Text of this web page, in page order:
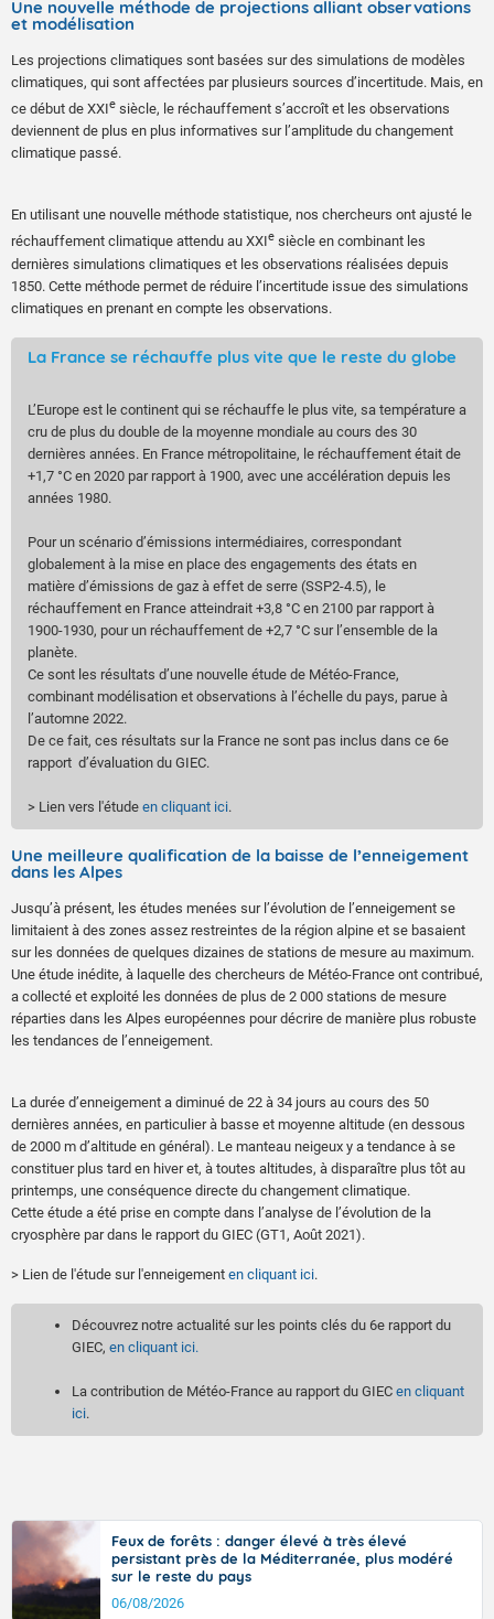
Une nouvelle méthode de projections alliant observations
et modélisation
Les projections climatiques sont basées sur des simulations de modèles
climatiques, qui sont affectées par plusieurs sources d’incertitude. Mais, en
ce début de XXIe siècle, le réchauffement s’accroît et les observations
deviennent de plus en plus informatives sur l’amplitude du changement
climatique passé.
En utilisant une nouvelle méthode statistique, nos chercheurs ont ajusté le
réchauffement climatique attendu au XXI e siècle en combinant les
dernières simulations climatiques et les observations réalisées depuis
1850. Cette méthode permet de réduire l’incertitude issue des simulations
climatiques en prenant en compte les observations.
La France se réchauffe plus vite que le reste du globe
L’Europe est le continent qui se réchauffe le plus vite, sa température a
cru de plus du double de la moyenne mondiale au cours des 30
dernières années. En France métropolitaine, le réchauffement était de
+1,7 °C en 2020 par rapport à 1900, avec une accélération depuis les
années 1980.
Pour un scénario d’émissions intermédiaires, correspondant
globalement à la mise en place des engagements des états en
matière d’émissions de gaz à effet de serre (SSP2-4.5), le
réchauffement en France atteindrait +3,8 °C en 2100 par rapport à
1900-1930, pour un réchauffement de +2,7 °C sur l’ensemble de la
planète.
Ce sont les résultats d’une nouvelle étude de Météo-France,
combinant modélisation et observations à l’échelle du pays, parue à
l’automne 2022.
De ce fait, ces résultats sur la France ne sont pas inclus dans ce 6e
rapport d’évaluation du GIEC.
> Lien vers l'étude en cliquant ici.
Une meilleure qualification de la baisse de l’enneigement
dans les Alpes
Jusqu’à présent, les études menées sur l’évolution de l’enneigement se
limitaient à des zones assez restreintes de la région alpine et se basaient
sur les données de quelques dizaines de stations de mesure au maximum.
Une étude inédite, à laquelle des chercheurs de Météo-France ont contribué,
a collecté et exploité les données de plus de 2 000 stations de mesure
réparties dans les Alpes européennes pour décrire de manière plus robuste
les tendances de l’enneigement.
La durée d’enneigement a diminué de 22 à 34 jours au cours des 50
dernières années, en particulier à basse et moyenne altitude (en dessous
de 2000 m d’altitude en général). Le manteau neigeux y a tendance à se
constituer plus tard en hiver et, à toutes altitudes, à disparaître plus tôt au
printemps, une conséquence directe du changement climatique.
Cette étude a été prise en compte dans l’analyse de l’évolution de la
cryosphère par dans le rapport du GIEC (GT1, Août 2021).
> Lien de l'étude sur l'enneigement en cliquant ici.
Découvrez notre actualité sur les points clés du 6e rapport du
GIEC, en cliquant ici.
La contribution de Météo-France au rapport du GIEC en cliquant
ici.
Feux de forêts : danger élevé à très élevé
persistant près de la Méditerranée, plus modéré
sur le reste du pays
06/08/2026